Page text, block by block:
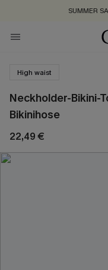
SUMMER
ZUM
High waist
Neckholder-Bikini-
Bikinihose
22,49 €